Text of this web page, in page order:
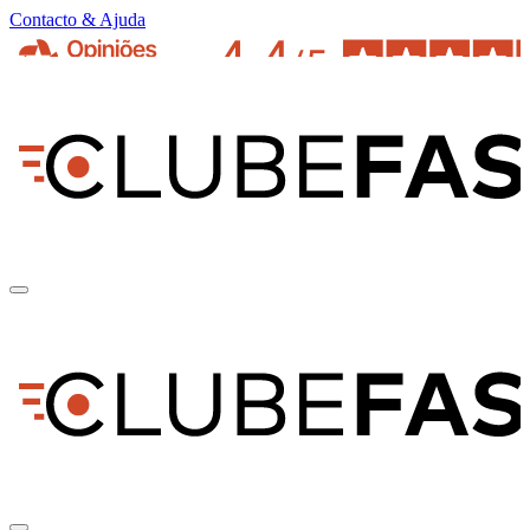
Contacto & Ajuda